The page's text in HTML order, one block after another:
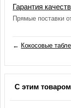
Гарантия
Прямые поставки
← Кокосовые
С этим